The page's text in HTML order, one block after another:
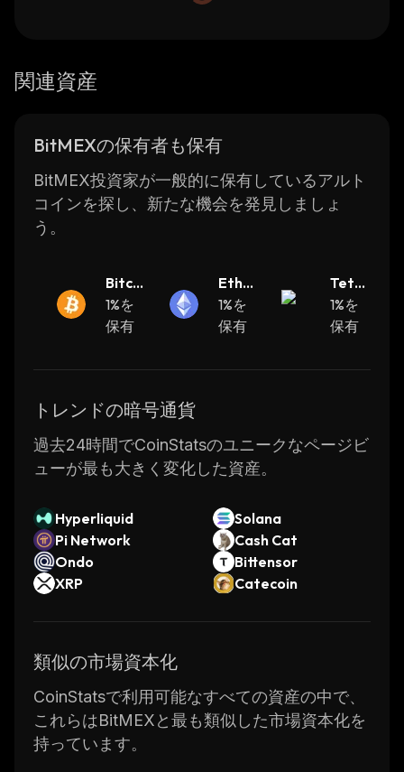
関連資産
BitMEXの保有者も保有
BitMEX投資家が一般的に保有しているアルト
コインを探し、新たな機会を発見しましょ
う。
Bitcoi
n
1%を
保有
Ether
eum
1%を
保有
Teth
er
1%を
保有
トレンドの暗号通貨
過去24時間でCoinStatsのユニークなページビ
ューが最も大きく変化した資産。
Hyperliquid
Solana
Pi Network
Cash Cat
Ondo
Bittensor
XRP
Catecoin
類似の市場資本化
CoinStatsで利用可能なすべての資産の中で、
これらはBitMEXと最も類似した市場資本化を
持っています。